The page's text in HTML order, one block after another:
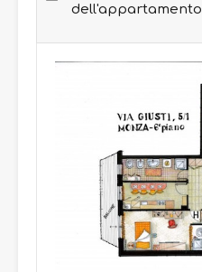
dell'appartamento